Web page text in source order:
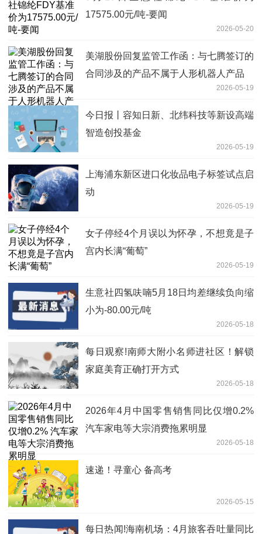
17575.00元/吨-要闻
2026-05-20
美湖股份回复监管工作函：与七腾签订的
合同涉及的产品不属于人形机器人产品
2026-05-19
今日报丨容知日新、北纬科技等新设高端
智造创投基金
2026-05-19
上海浦东新区进口化妆品电子标签试点启
动
2026-05-19
女子停经4个月误以为怀孕，不想竟是子
宫内长满“葡萄”
2026-05-19
生意社四氢呋喃5月18日均差继续负向缩
小为-80.00元/吨
2026-05-18
每日观察!南师大附小名师进社区！解锁
家庭美育正确打开方式
2026-05-18
2026年4月中国零售销售同比仅增0.2%
汽车家电等大宗消费拖累明显
2026-05-18
速递！寻童心 备高考
2026-05-15
每日热闻!海南机场：4月旅客吞吐量同比